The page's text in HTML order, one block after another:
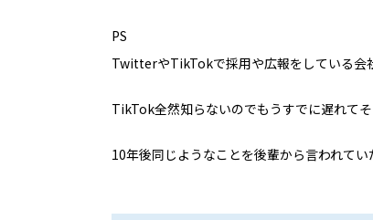
PS
TwitterやTikTokで採用や広報をしている会
TikTok全然知らないのでもうすでに遅れて
10年後同じようなことを後輩から言われて